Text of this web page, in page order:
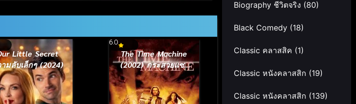
Little Secret
มลับเล็กๆ (2024)
6.0
The Time Machine
(2002) กระสวยแซง
เวลา
Biography ชีวิตจริง (80)
Black Comedy (18)
Classic คลาสสิค (1)
Classic หนังคลาสสิก (19)
Classic หนังคลาสสิก (139)